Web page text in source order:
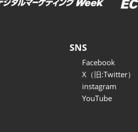
SNS
Facebook
X（旧:Twitter）
instagram
YouTube